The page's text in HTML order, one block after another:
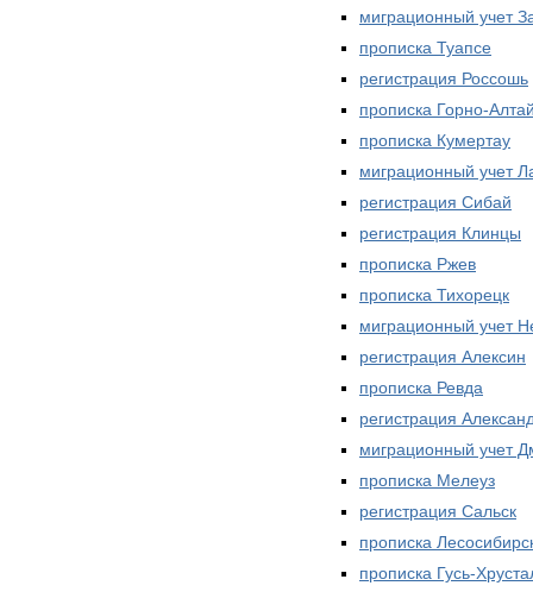
миграционный учет
прописка Туапсе
регистрация Россошь
прописка Горно-
прописка Кумертау
миграционный учет
регистрация Сибай
регистрация Клинцы
прописка Ржев
прописка Тихорецк
миграционный учет
регистрация Алексин
прописка Ревда
регистрация
миграционный учет
прописка Мелеуз
регистрация Сальск
прописка
прописка Гусь-